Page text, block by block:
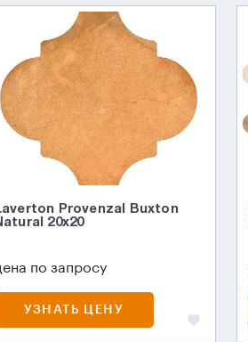
Provenzal Buxton
20x20
по запросу
УЗНАТЬ ЦЕНУ